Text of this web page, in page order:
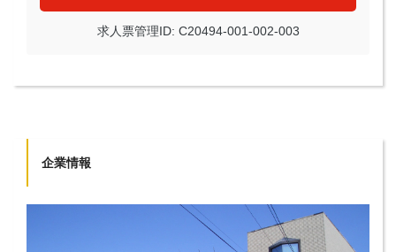
求人票管理ID: C20494-001-002-003
企業情報